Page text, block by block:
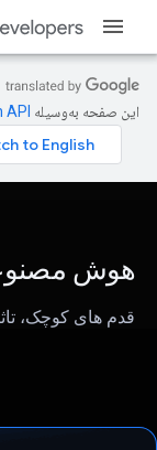
این صفحه به‌وسیله
هوش
قدم های کوچک،